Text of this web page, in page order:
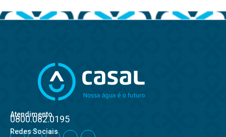
Atendimento
0800.082.0195
Redes Sociais